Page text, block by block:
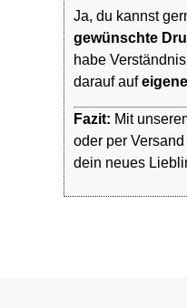
Ja, du kannst
gewünschte
habe
darauf auf
Fazit: Mit
oder per
dein neues